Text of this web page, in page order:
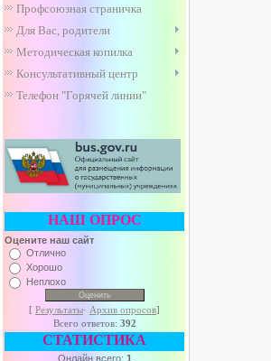
Профсоюзная страничка
Для Вас, родители
Методическая копилка
Консультативный центр
Телефон "Горячей линии"
НАШ ОПРОС
Оцените наш сайт
Отлично
Хорошо
Неплохо
[ Результаты· Архив опросов]
Всего ответов: 392
СТАТИСТИКА
Онлайн всего: 1